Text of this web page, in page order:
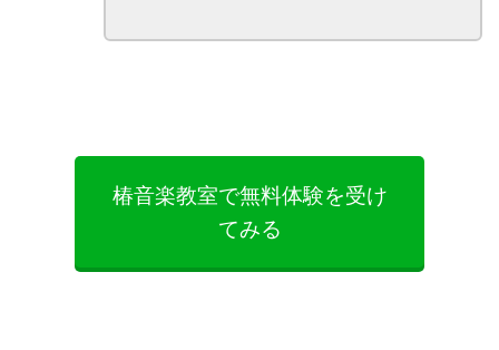
椿音楽教室で無料体験を受け
てみる